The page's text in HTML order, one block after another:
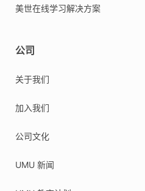
美世在线学习解决方案
公司
关于我们
加入我们
公司文化
UMU 新闻